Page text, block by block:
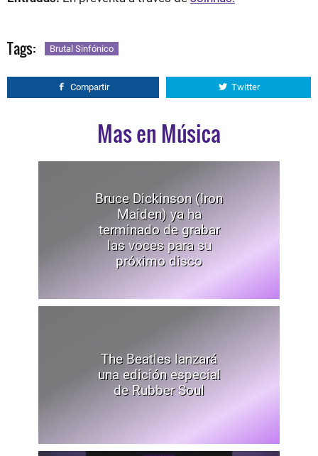
Tags: Brutal Sinfónico
Compartir Twitter
Mas en Música
Bruce Dickinson (Iron
Maiden) ya ha
terminado de grabar
las voces para su
próximo disco
The Beatles lanzará
una edición especial
de Rubber Soul